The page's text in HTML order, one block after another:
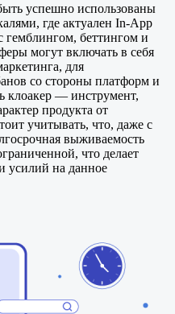
успешно использованы
где актуален In-App
гемблингом, беттингом и
могут включать в себя
для
со стороны платформ и
клоакер — инструмент,
продукта от
учитывать, что, даже с
выживаемость
что делает
усилий на данное